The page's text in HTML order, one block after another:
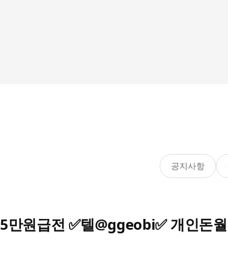
공지사항
5만원급전 ✅텔@ggeobi✅ 개인돈